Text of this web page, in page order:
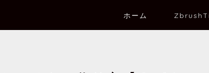
ホーム